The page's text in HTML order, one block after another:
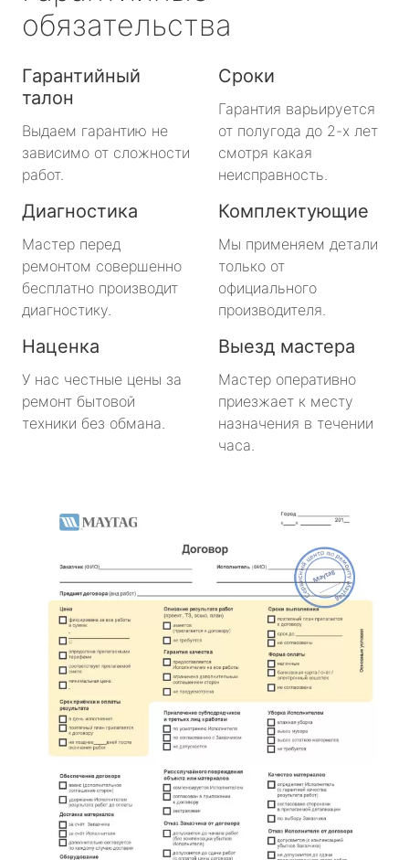
обязательства
Гарантийный
талон
Выдаем гарантию не
зависимо от сложности
работ.
Сроки
Гарантия варьируется
от полугода до 2-х лет
смотря какая
неисправность.
Диагностика
Мастер перед
ремонтом совершенно
бесплатно производит
диагностику.
Комплектующие
Мы применяем детали
только от
официального
производителя.
Наценка
У нас честные цены за
ремонт бытовой
техники без обмана.
Выезд мастера
Мастер оперативно
приезжает к месту
назначения в течении
часа.